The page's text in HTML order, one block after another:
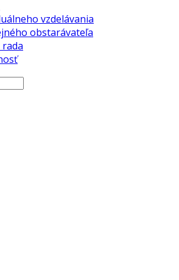
vzdelávania
obstarávateľa